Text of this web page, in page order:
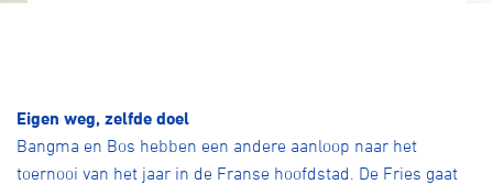
Eigen weg, zelfde doel
Bangma en Bos hebben een andere aanloop naar het
toernooi van het jaar in de Franse hoofdstad. De Fries gaat